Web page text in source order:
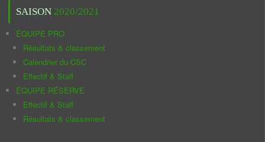
SAISON 2020/2021
ÉQUIPE PRO
Résultats & classement
Calendrier du CSC
Effectif & Staff
ÉQUIPE RÉSERVE
Effectif & Staff
Résultats & classement